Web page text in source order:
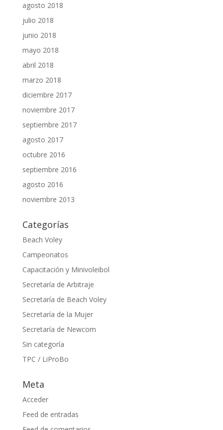
agosto 2018
julio 2018
junio 2018
mayo 2018
abril 2018
marzo 2018
diciembre 2017
noviembre 2017
septiembre 2017
agosto 2017
octubre 2016
septiembre 2016
agosto 2016
noviembre 2013
Categorías
Beach Voley
Campeonatos
Capacitación y Minivoleibol
Secretaría de Arbitraje
Secretaría de Beach Voley
Secretaría de la Mujer
Secretaría de Newcom
Sin categoría
TPC / LiProBo
Meta
Acceder
Feed de entradas